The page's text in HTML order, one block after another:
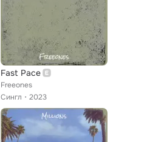
Fast Pace
Freeones
Сингл
2023